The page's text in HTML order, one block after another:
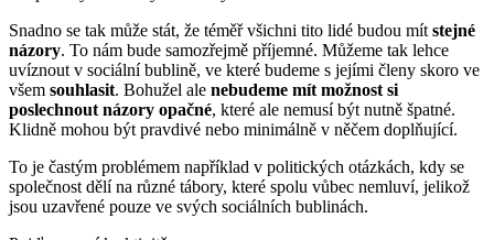
Snadno se tak může stát, že téměř všichni tito lidé budou mít stejné
názory. To nám bude samozřejmě příjemné. Můžeme tak lehce
uvíznout v sociální bublině, ve které budeme s jejími členy skoro ve
všem souhlasit. Bohužel ale nebudeme mít možnost si
poslechnout názory opačné, které ale nemusí být nutně špatné.
Klidně mohou být pravdivé nebo minimálně v něčem doplňující.
To je častým problémem například v politických otázkách, kdy se
společnost dělí na různé tábory, které spolu vůbec nemluví, jelikož
jsou uzavřené pouze ve svých sociálních bublinách.